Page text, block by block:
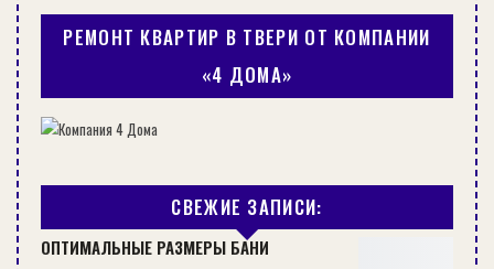
Наиболее популярные средства
Вариантов чем почистить унитаз от налета
РЕМОНТ КВАРТИР В ТВЕРИ ОТ КОМПАНИИ
«4 ДОМА»
СВЕЖИЕ ЗАПИСИ:
ОПТИМАЛЬНЫЕ РАЗМЕРЫ БАНИ